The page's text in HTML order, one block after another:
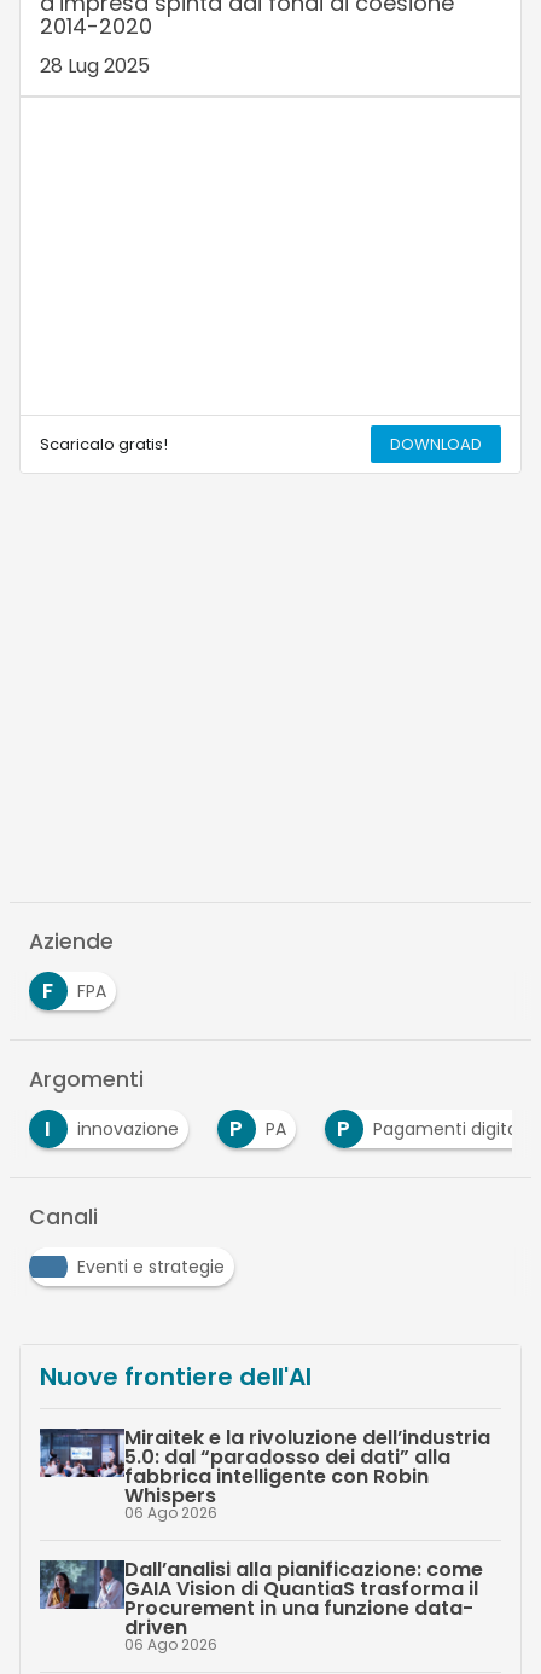
2014-2020
28 Lug 2025
Scaricalo gratis! DOWNLOAD
Aziende
F
FPA
Argomenti
P
PA P Pagamenti digitali S Smart
Canali
Eventi e strategie
Nuove frontiere dell'AI
Miraitek e la rivoluzione dell’industria
5.0: dal “paradosso dei dati” alla
fabbrica intelligente con Robin
Whispers
06 Ago 2026
Dall’analisi alla pianificazione: come
GAIA Vision di QuantiaS trasforma il
Procurement in una funzione data-
driven
06 Ago 2026